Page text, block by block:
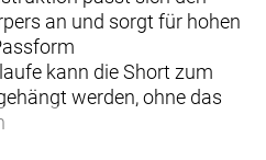
an und sorgt für hohen
kann die Short zum
werden, ohne das